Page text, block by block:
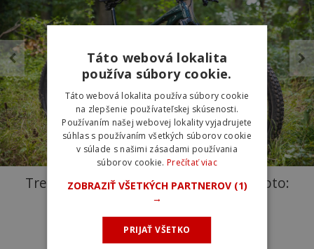
Trek Slash 9.9 XX AXS T-Type Gen 6. Foto:
Martin Sarvaš
Táto webová lokalita
používa súbory cookie.
Táto webová lokalita používa súbory cookie
na zlepšenie používateľskej skúsenosti.
Používaním našej webovej lokality vyjadrujete
súhlas s používaním všetkých súborov cookie
v súlade s našimi zásadami používania
súborov cookie. Prečítať viac
ZOBRAZIŤ VŠETKÝCH PARTNEROV (1)
→
PRIJAŤ VŠETKO